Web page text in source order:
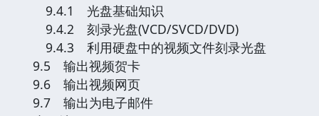
9.4.1 光盘基础知识
9.4.2 刻录光盘(VCD/SVCD/DVD)
9.4.3 利用硬盘中的视频文件刻录光盘
9.5 输出视频贺卡
9.6 输出视频网页
9.7 输出为电子邮件